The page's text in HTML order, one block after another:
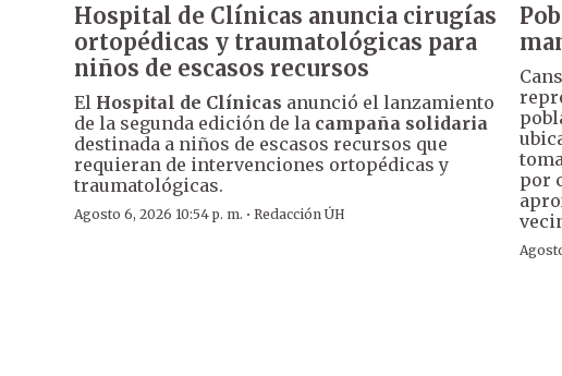
Hospital de Clínicas anuncia cirugías
ortopédicas y traumatológicas para
niños de escasos recursos
El Hospital de Clínicas anunció el lanzamiento
de la segunda edición de la campaña solidaria
destinada a niños de escasos recursos que
requieran de intervenciones ortopédicas y
traumatológicas.
Agosto 6, 2026 10:54 p. m. · Redacción ÚH
por